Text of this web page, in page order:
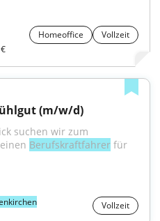
Homeoffice
Vollzeit
(m/w/d)
suchen wir zum
Berufskraftfahrer für
Vollzeit